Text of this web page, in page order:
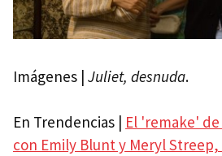
Imágenes | Juliet, desnuda.
En Trendencias | El 'remake'
con Emily Blunt y Meryl